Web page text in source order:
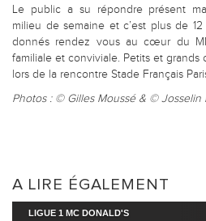
Le public a su répondre présent
milieu de semaine et c’est plus de
donnés rendez vous au cœur du
familiale et conviviale. Petits et
lors de la rencontre Stade Français
Photos : © Gilles Moussé & © Josselin
A LIRE ÉGALEMENT
LIGUE 1 MC DONALD'S